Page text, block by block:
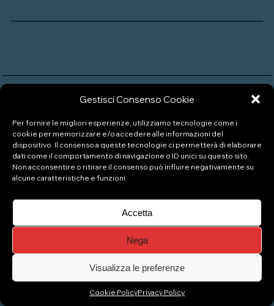
Gestisci Consenso Cookie
Per fornire le migliori esperienze, utilizziamo tecnologie come i
cookie per memorizzare e/o accedere alle informazioni del
dispositivo. Il consenso a queste tecnologie ci permetterà di elaborare
dati come il comportamento di navigazione o ID unici su questo sito.
Non acconsentire o ritirare il consenso può influire negativamente su
alcune caratteristiche e funzioni.
Accetta
Nega
Visualizza le preferenze
Cookie PolicyPrivacy Policy
© Copyright 2026 Naviglio Pizzeria Gelateria
Gestisci consenso